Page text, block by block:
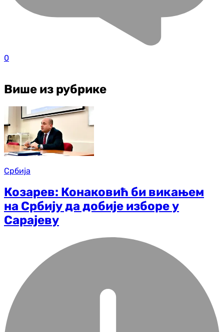
0
Више из рубрике
Србија
Козарев: Конаковић би викањем
на Србију да добије изборе у
Сарајеву